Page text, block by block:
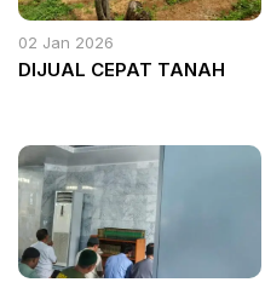
02 Jan 2026
DIJUAL CEPAT TANAH